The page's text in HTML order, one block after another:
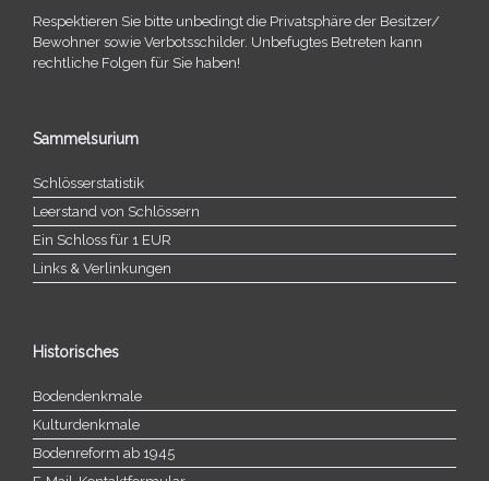
Respektieren Sie bitte unbe­dingt die Privatsphäre der Besitzer/​
Bewohner sowie Verbotsschilder. Unbefugtes Betreten kann
recht­li­che Folgen für Sie haben!
Sammelsurium
Schlösserstatistik
Leerstand von Schlössern
Ein Schloss für 1 EUR
Links & Verlinkungen
Historisches
Bodendenkmale
Kulturdenkmale
Bodenreform ab 1945